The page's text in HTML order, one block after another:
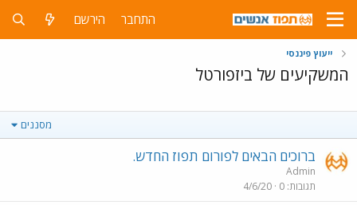
התחבר הירשם
ייעוץ פיננסי
המשקיעים של ביזפורטל
מסננים
ברוכים הבאים לפורום תפוז החדש.
Admin
תגובות 0
4/6/20